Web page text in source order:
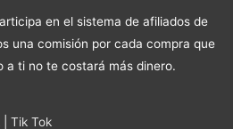
en el sistema de afiliados de
una comisión por cada compra que
a ti no te costará más dinero.
| Tik Tok